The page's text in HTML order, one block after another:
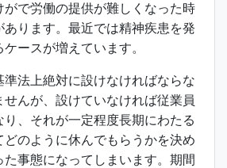
で労働の提供が難しくなった時
ります。最近では精神疾患を発
ースが増えています。
法上絶対に設けなければならな
んが、設けていなければ従業員
、それが一定程度長期にわたる
どのように休んでもらうかを決め
た事態になってしまいます。期間